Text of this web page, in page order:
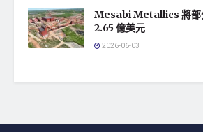
Mesabi Metallics 將部
2.65 億美元
2026-06-03